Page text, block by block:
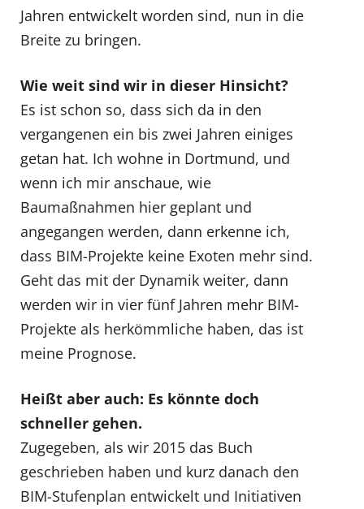
Jahren entwickelt worden sind, nun in die
Breite zu bringen.
Wie weit sind wir in dieser Hinsicht?
Es ist schon so, dass sich da in den
vergangenen ein bis zwei Jahren einiges
getan hat. Ich wohne in Dortmund, und
wenn ich mir anschaue, wie
Baumaßnahmen hier geplant und
angegangen werden, dann erkenne ich,
dass BIM-Projekte keine Exoten mehr sind.
Geht das mit der Dynamik weiter, dann
werden wir in vier fünf Jahren mehr BIM-
Projekte als herkömmliche haben, das ist
meine Prognose.
Heißt aber auch: Es könnte doch
schneller gehen.
Zugegeben, als wir 2015 das Buch
geschrieben haben und kurz danach den
BIM-Stufenplan entwickelt und Initiativen